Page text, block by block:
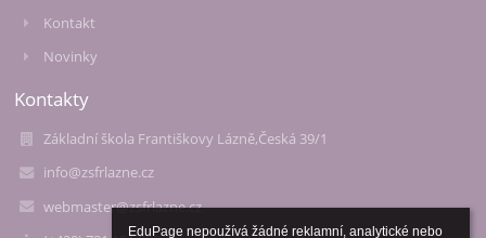
EduPage nepoužívá žádné reklamní, analytické nebo
Kontakt
Novinky
Kontakty
Základní škola Františkovy Lázně,Česká 39/1
info@zsfrlazne.cz
webmaster@zsfrlazne.cz